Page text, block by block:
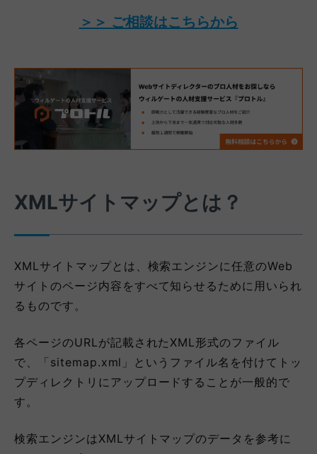
＞＞ ご相談はこちらから
XMLサイトマップとは？
XMLサイトマップとは、検索エンジンに任意のWeb
サイトのページ内容をすべて知らせるために用いられ
るものです。
各ページのURLが記載されたXML形式のファイル
で、「sitemap.xml」というファイル名を付けてトッ
プディレクトリにアップロードすることが一般的で
す。
検索エンジンはXMLサイトマップのデータを参考に